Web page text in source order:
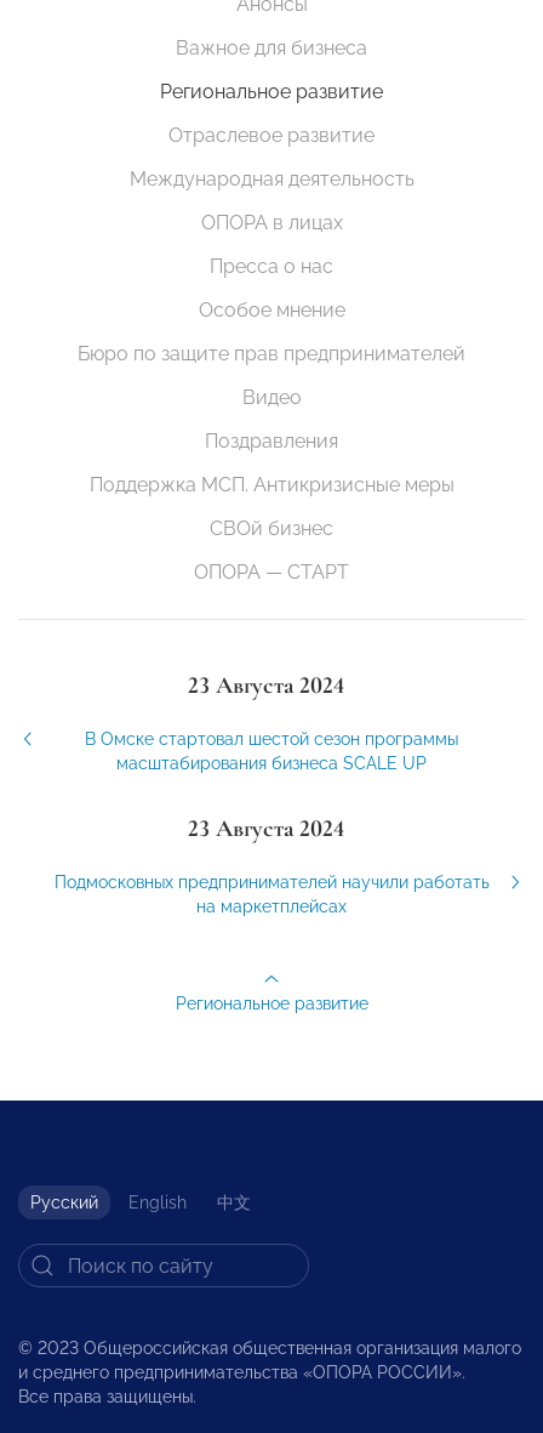
Важное для бизнеса
Региональное развитие
Отраслевое развитие
Международная деятельность
ОПОРА в лицах
Пресса о нас
Особое мнение
Бюро по защите прав предпринимателей
Видео
Поздравления
Поддержка МСП. Антикризисные меры
СВОй бизнес
ОПОРА — СТАРТ
23 Августа 2024
В Омске стартовал шестой сезон программы
масштабирования бизнеса SCALE UP
23 Августа 2024
Подмосковных предпринимателей научили работать
на маркетплейсах
Региональное развитие
Русский English 中文
© 2023 Общероссийская общественная организация малого
и среднего предпринимательства «ОПОРА РОССИИ».
Все права защищены.